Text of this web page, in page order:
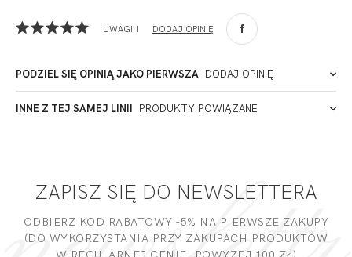
90-057
Polska
ADRES PUNKTU KONTAKTOWEGO
UWAGI 1 DODAJ OPINIĘ
PODZIEL SIĘ OPINIĄ JAKO PIERWSZA DODAJ OPINIĘ
Mega wygodne majteczki, i bardzo efektowne.
Miałeś już kontakt z naszym produktem? Zostaw opinię
- to dla Ciebie staramy się być najlepsi, a Twoje zdanie bardzo
INNE Z TEJ SAMEJ LINII PRODUKTY POWIĄZANE
ZAPISZ SIĘ DO NEWSLETTERA
ODBIERZ KOD RABATOWY -5% NA PIERWSZE ZAKUPY
(DO WYKORZYSTANIA PRZY ZAKUPACH PRODUKTÓW